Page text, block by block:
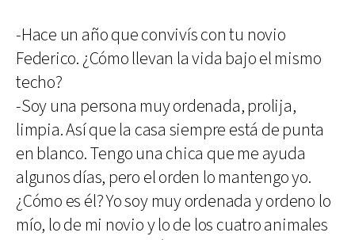
-Hace un año que convivís con tu novio
Federico. ¿Cómo llevan la vida bajo el mismo
techo?
-Soy una persona muy ordenada, prolija,
limpia. Así que la casa siempre está de punta
en blanco. Tengo una chica que me ayuda
algunos días, pero el orden lo mantengo yo.
¿Cómo es él? Yo soy muy ordenada y ordeno lo
mío, lo de mi novio y lo de los cuatro animales